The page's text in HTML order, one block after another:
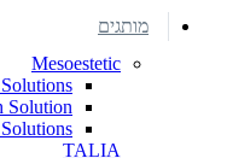
מותגים
Mesoestetic
Solution
TALIA